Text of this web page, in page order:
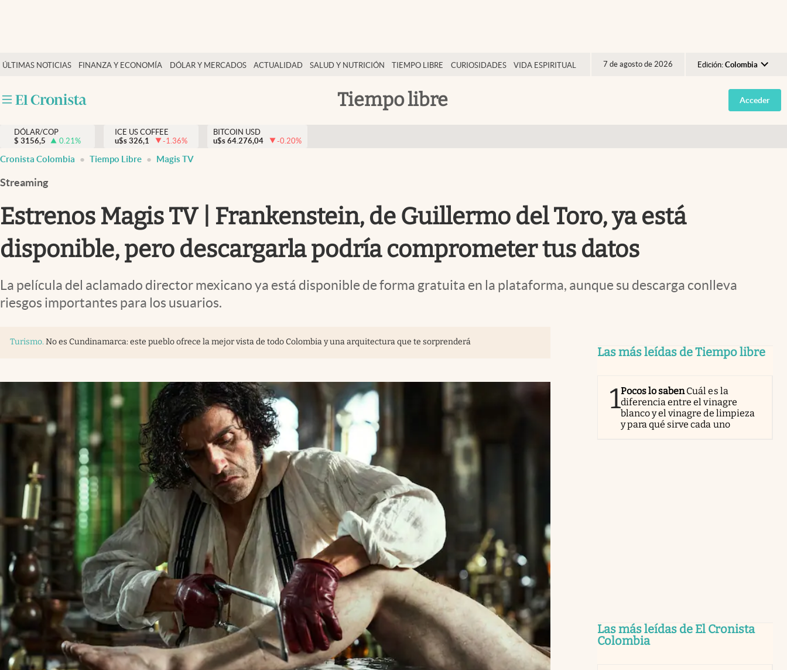
ÚLTIMAS NOTICIAS FINANZA Y ECONOMÍA DÓLAR Y MERCADOS ACTUALIDAD SALUD Y NUTRICIÓN TIEMPO LIBRE CURIOSIDADES VIDA ESPIRITUAL 7 de agosto de 2026 Edición: Colombia
Argentina
España
Tiempo libre
Salud y nutrición
Tiempo libre
Dólar y mercados
Curiosidades
Acceder
DÓLAR/COP
$ 3156,5 0.21%
ICE US COFFEE
u$s 326,1 -1.36%
BITCOIN USD
u$s 64.276,04 -0.20%
Cronista Colombia Tiempo Libre Magis TV
Streaming
Estrenos Magis TV | Frankenstein, de Guillermo del Toro, ya está
disponible, pero descargarla podría comprometer tus datos
La película del aclamado director mexicano ya está disponible de forma gratuita en la plataforma, aunque su descarga conlleva
riesgos importantes para los usuarios.
Turismo. No es Cundinamarca: este pueblo ofrece la mejor vista de todo Colombia y una arquitectura que te sorprenderá
Las más leídas de Tiempo libre
1Pocos lo sabenCuál es la
diferencia entre el vinagre
blanco y el vinagre de limpieza
y para qué sirve cada uno
Las más leídas de El Cronista
Colombia